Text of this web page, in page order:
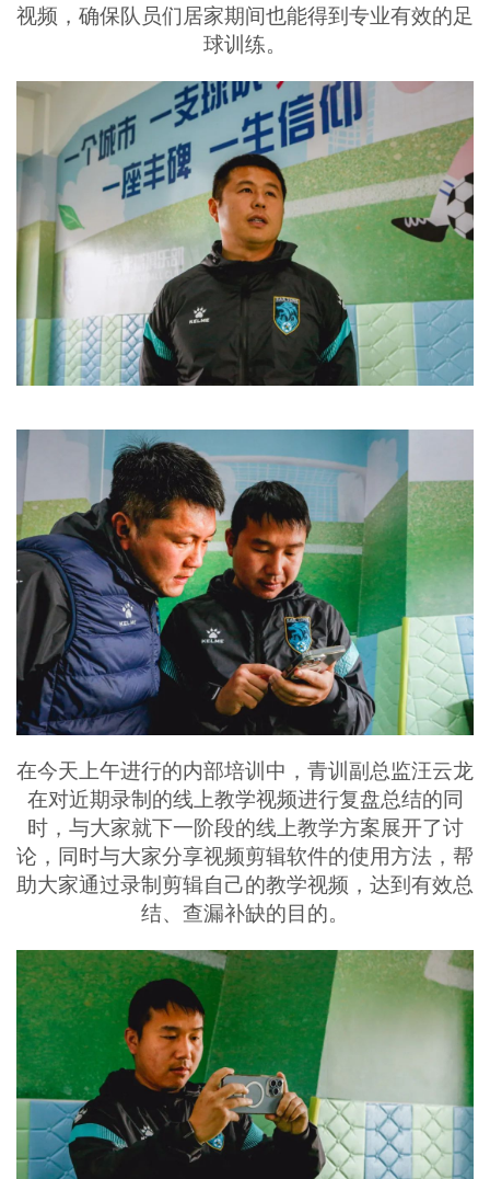
视频，确保队员们居家期间也能得到专业有效的足
球训练。
在今天上午进行的内部培训中，青训副总监汪云龙
在对近期录制的线上教学视频进行复盘总结的同
时，与大家就下一阶段的线上教学方案展开了讨
论，同时与大家分享视频剪辑软件的使用方法，帮
助大家通过录制剪辑自己的教学视频，达到有效总
结、查漏补缺的目的。